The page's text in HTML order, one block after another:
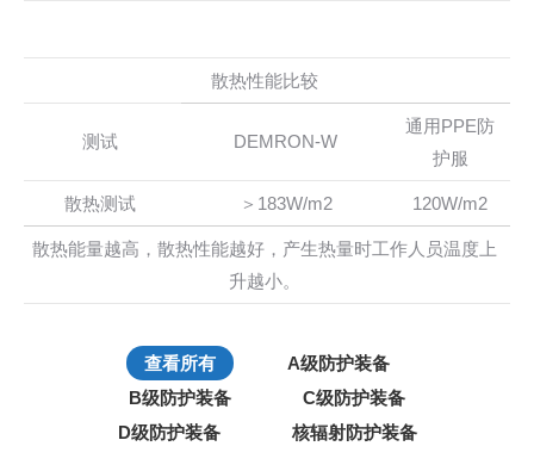
散热性能比较
测试 DEMRON-W
通用PPE防
护服
散热测试 ＞183W/m2 120W/m2
散热能量越高，散热性能越好，产生热量时工作人员温度上
升越小。
查看所有
A级防护装备
B级防护装备
C级防护装备
D级防护装备
核辐射防护装备